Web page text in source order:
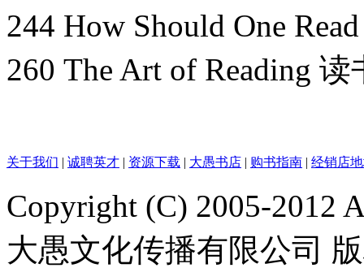
244 How Should One
260 The Art of Reading
关于我们 | 诚聘英才 | 资源下载 | 大愚书店 | 购书指南 | 经销店
Copyright (C) 2005-2012
大愚文化传播有限公司